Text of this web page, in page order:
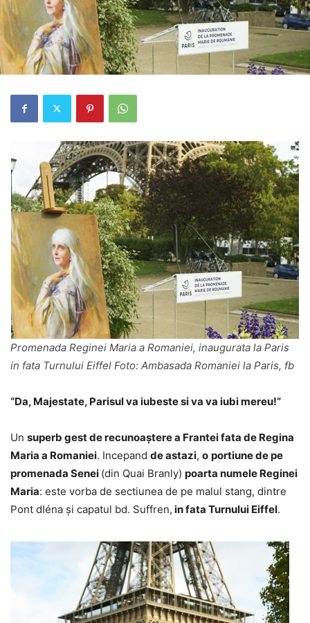
Promenada Reginei Maria a Romaniei, inaugurata la Paris
in fata Turnului Eiffel Foto: Ambasada Romaniei la Paris, fb
“Da, Majestate, Parisul va iubeste si va va iubi mereu!”
Un superb gest de recunoaștere a Frantei fata de Regina
Maria a Romaniei. Incepand de astazi, o portiune de pe
promenada Senei (din Quai Branly) poarta numele Reginei
Maria: este vorba de sectiunea de pe malul stang, dintre
Pont dIéna și capatul bd. Suffren, in fata Turnului Eiffel.